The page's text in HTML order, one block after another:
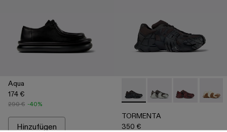
Aqua
174 €
290 € -40%
Hinzufügen
TORMENTA - A500013-
TORMENTA -
TORMENTA
TORMENTA
350 €